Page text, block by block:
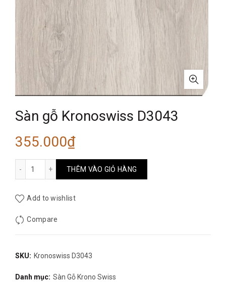
Sàn gỗ Kronoswiss D3043
355.000₫
Sàn gỗ Kronoswiss D3043 số lượng
THÊM VÀO GIỎ HÀNG
Add to wishlist
Compare
SKU: Kronoswiss D3043
Danh mục: Sàn Gỗ Krono Swiss